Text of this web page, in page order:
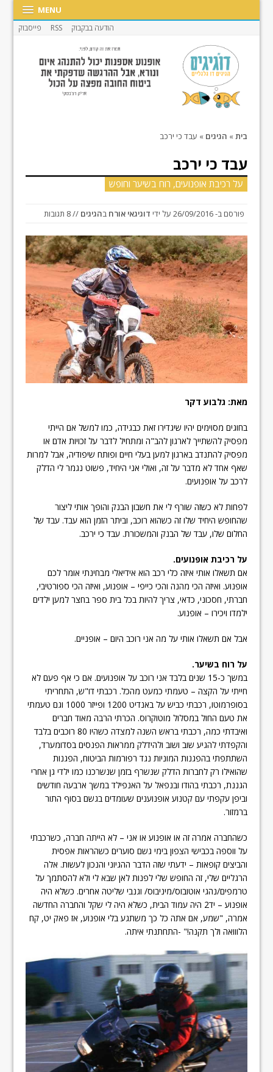
MENU
הודעה בבקבוק RSS פייסבוק
בית» הגיגים » עבד כי ירכב
עבד כי ירכב
על רכיבת אופנועים, רוח בשיער וחופש
פורסם ב-26/09/2016 על ידי דוגיגאי אורח בהגיגים // 8 תגובות
מאת: גלבוע דקר
בחוגים מסוימים יהיו שיגדירו זאת כבגידה, כמו למשל אם הייתי
מפסיק להשתייך לארגון להב"ה ומתחיל לדבר על זכויות אדם או
מפסיק להתנדב בארגון למען בעלי חיים ופותח שיפודיה, אבל למרות
שאף אחד לא מדבר על זה, ואולי אני היחיד, פשוט נגמר לי הדלק
לרכב על אופנועים.
לפחות לא כשזה שורף לי את חשבון הבנק והופך אותי ליצור
שהחופש היחיד שלו זה כשהוא רוכב, וביתר הזמן הוא עבד. עבד של
החלום שלו, עבד של הבנק והמשכורת. עבד כי ירכב.
על רכיבת אופנועים.
אם תשאלו אותי איזה כלי רכב הוא אידיאלי מבחינתי אומר לכם
אופנוע. ואיזה הכי מהנה והכי כייפי – אופנוע, ואיזה הכי ספורטיבי,
חברתי, חסכוני, כדאי, צריך להיות בכל בית ספר בחצר למען ילדים
ילמדו ויכירו – אופנוע.
אבל אם תשאלו אותי על מה אני רוכב היום – אופניים.
על רוח בשיער.
במשך כ-15 שנים בלבד אני רוכב על אופנועים. אם כי אף פעם לא
חייתי על הקצה – טעמתי כמעט מהכל. רכבתי דו"ש, התחריתי
בסופרמוטו, רכבתי כביש על באנדיט 1200 ופייזר 1000 וגם טעמתי
את טעם החול במסלול מוטוקרוס. הכרתי הרבה מאוד חברים
ואיבדתי כמה, רכבתי בראש השנה למצדה כשהיו 80 רוכבים בלבד
והקפדתי להגיע שוב ושוב ולהידלק ממראות הפנסים בסדומערד,
השתתפתי בהפגנות המוניות נגד רפורמות הביטוח, הפגנות
שהואילו רק לחברות הדלק שנשרף בזמן שנשרכנו כמו ילדי גן אחרי
הגננת, רכבתי בהודו ובנפאל על האנפילד במשך ארבעה חודשים
וביפן עקפתי עם קטנוע אופנוענים שעומדים בגשם בסוף התור
ברמזור.
כשהחברה אמרה זה או אופנוע או אני – לא הייתה חברה, כשרכבתי
על ווספה בכבישי הצפון בימי גשם סוערים כשהראות אפסית
והביצים קופאות – ידעתי שזה הדבר ההגיוני והנכון לעשות. אלה
הרגליים שלי, זה החופש שלי לפנות לאן שבא לי ולא להסתמך על
טרמפים/נהגי אוטובוס/מיניבוס/ וגנבי שליטה אחרים. כשלא היה
אופנוע – יד2 היה עמוד הבית, כשלא היה לי שקל והחברה החדשה
אמרה, "שמע, אם אתה כל כך משתגע בלי אופנוע, אז פאק יט, קח
הלווואה ולך תקנה!" -התחתנתי איתה.